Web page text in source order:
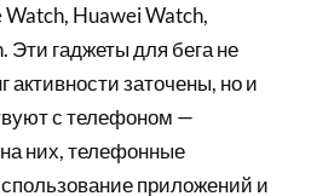
Huawei Watch,
Эти гаджеты для бега не
активности заточены, но и
с телефоном —
них, телефонные
приложений и